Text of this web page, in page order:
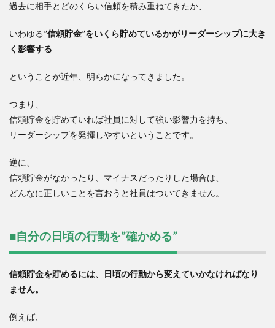
過去に相手とどのくらい信頼を積み重ねてきたか、
いわゆる”信頼貯金”をいくら貯めているかがリーダーシップに大き
く影響する
ということが近年、明らかになってきました。
つまり、
信頼貯金を貯めていれば社員に対して強い影響力を持ち、
リーダーシップを発揮しやすいということです。
逆に、
信頼貯金がなかったり、マイナスだったりした場合は、
どんなに正しいことを言おうと社員はついてきません。
■自分の日頃の行動を”確かめる”
信頼貯金を貯めるには、日頃の行動から変えていかなければなり
ません。
例えば、